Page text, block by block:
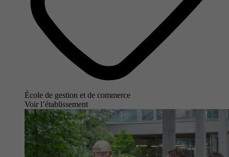
École de gestion et de commerce
Voir l’établissement